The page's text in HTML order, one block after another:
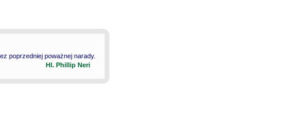
poprzedniej poważnej narady.
Hl. Phillip Neri